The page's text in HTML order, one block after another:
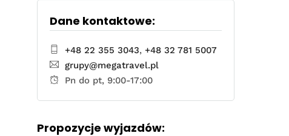
Dane kontaktowe:
+48 22 355 3043,+48 32 781 5007
grupy@megatravel.pl
Pn do pt, 9:00-17:00
Propozycje wyjazdów: